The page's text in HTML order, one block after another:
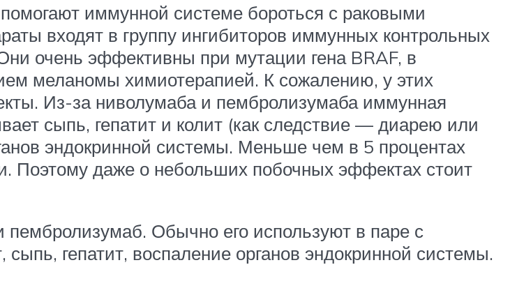
иммунной системе бороться с раковыми
входят в группу ингибиторов иммунных контрольных
очень эффективны при мутации гена BRAF, в
меланомы химиотерапией. К сожалению, у этих
Из-за ниволумаба и пембролизумаба иммунная
сыпь, гепатит и колит (как следствие — диарею или
эндокринной системы. Меньше чем в 5 процентах
Поэтому даже о небольших побочных эффектах стоит
Обычно его используют в паре с
гепатит, воспаление органов эндокринной системы.